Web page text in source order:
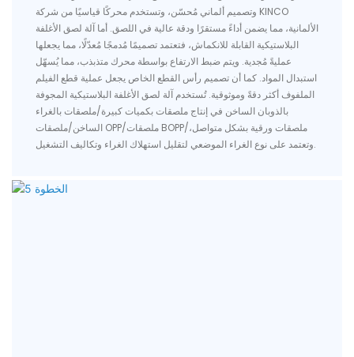
وتصميم ألماني مُحسّن، وتستخدم محركًا قياسيًا من شركة KINCO
الألمانية، مما يضمن أداءً مستقرًا ودقة عالية في اللصق. أما آلة لصق الأغلفة
البلاستيكية القابلة للانكماش، فتعتمد تصميمًا مُدمجًا مُعدّلًا، مما يجعلها
عمليةً مُجدية. ويتم ضبط الارتفاع بواسطة محرك متذبذب، مما يُسهّل
استبدال المواد. كما أن تصميم رأس القطع الخاص يجعل عملية قطع الفيلم
الملفوف أكثر دقةً وموثوقية. تُستخدم آلة لصق الأغلفة البلاستيكية المجوفة
بالذوبان الساخن في إنتاج ملصقات بكميات كبيرة/ملصقات بالغراء
الساخن/ملصقات OPP/ملصقات BOPP/ملصقات ورقية بشكل متواصل،
وتعتمد على نوع الغراء الموضعي لتقليل استهلاك الغراء وتكاليف التشغيل.